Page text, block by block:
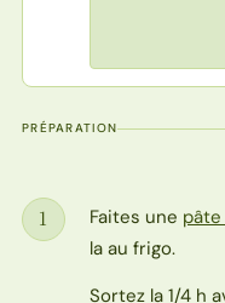
PRÉPARATION
Étape
1 Faites une
la au frigo.
Sortez la 1/4 h